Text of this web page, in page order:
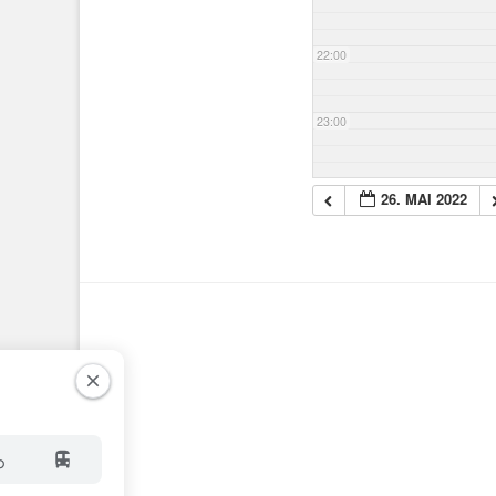
22:00
23:00
26. MAI 2022